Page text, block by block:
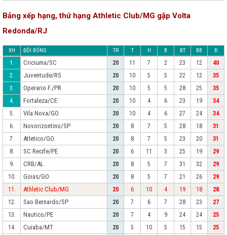
Bảng xếp hạng, thứ hạng Athletic Club/MG gặp Volta
Redonda/RJ
XH ĐỘI BÓNG TR T H B BT BB Đ
1. Criciuma/SC 20 11 7 2 23 12
40
2.
Juventude/RS 20 10 5 5 22 12
35
3.
Operario F./PR 20 10 5 5 28 25
35
4.
Fortaleza/CE 20 10 4 6 23 19
34
5.
Vila Nova/GO 20 10 4 6 27 24
34
6.
Novorizontino/SP 20 8 7 5 28 18
31
7.
Atletico/GO 20 8 7 5 23 20
31
8.
SC Recife/PE 20 6 11 3 25 19
29
9.
CRB/AL 20 8 5 7 31 32
29
10.
Goias/GO 20 8 5 7 21 26
29
11.
Athletic Club/MG 20 6 10 4 19 18
28
12.
Sao Bernardo/SP 20 7 6 7 28 23
27
13.
Nautico/PE 20 7 4 9 24 24
25
14.
Cuiaba/MT 20 5 10 5 15 15
25